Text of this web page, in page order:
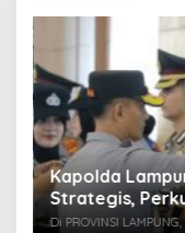
Kapolda
Strategis,
Polri Presisi
Di PROVINSI